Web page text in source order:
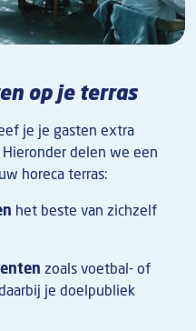
op je terras
je je gasten extra
delen we een
horeca terras:
het beste van zichzelf
zoals voetbal- of
je doelpubliek